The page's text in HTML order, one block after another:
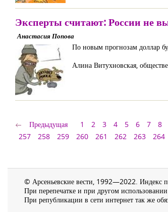
Эксперты считают: России не
Анастасия Попова
По новым прогнозам доллар
Алина Витухновская,
Предыдущая 1 2 3 4 5 6 7 8
257
258 259 260 261 262 263 264
© Арсеньевские вести, 1992—2022. Индекс
При перепечатке и при другом
При републикации в сети интернет так же